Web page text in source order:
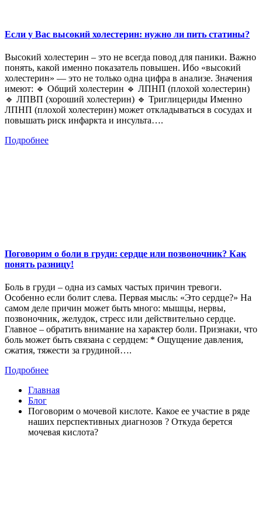
Если у Вас высокий холестерин: нужно ли пить статины?
Высокий холестерин – это не всегда повод для паники. Важно
понять, какой именно показатель повышен. Ибо «высокий
холестерин» — это не только одна цифра в анализе. Значения
имеют: 🔹 Общий холестерин 🔹 ЛПНП (плохой холестерин)
🔹 ЛПВП (хороший холестерин) 🔹 Триглицериды Именно
ЛПНП (плохой холестерин) может откладываться в сосудах и
повышать риск инфаркта и инсульта….
Подробнее
Поговорим о боли в груди: сердце или позвоночник? Как
понять разницу!
Боль в груди – одна из самых частых причин тревоги.
Особенно если болит слева. Первая мысль: «Это сердце?» На
самом деле причин может быть много: мышцы, нервы,
позвоночник, желудок, стресс или действительно сердце.
Главное – обратить внимание на характер боли. Признаки, что
боль может быть связана с сердцем: * Ощущение давления,
сжатия, тяжести за грудиной….
Подробнее
Главная
Блог
Поговорим о мочевой кислоте. Какое ее участие в ряде
наших перспективных диагнозов ? Откуда берется
мочевая кислота?